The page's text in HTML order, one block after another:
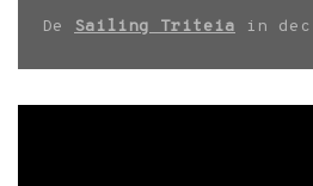
De Sailing Triteia in